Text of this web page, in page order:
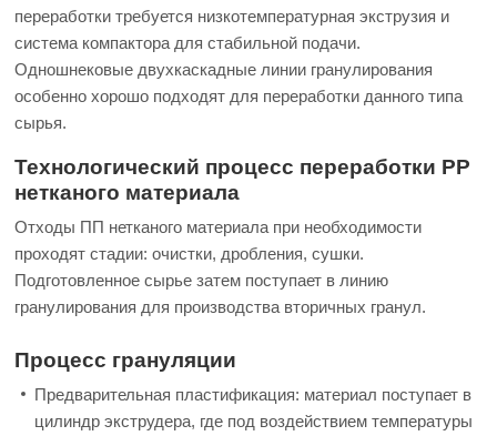
переработки требуется низкотемпературная экструзия и
система компактора для стабильной подачи.
Одношнековые двухкаскадные линии гранулирования
особенно хорошо подходят для переработки данного типа
сырья.
Технологический процесс переработки PP
нетканого материала
Отходы ПП нетканого материала при необходимости
проходят стадии: очистки, дробления, сушки.
Подготовленное сырье затем поступает в линию
гранулирования для производства вторичных гранул.
Процесс грануляции
Предварительная пластификация: материал поступает в
цилиндр экструдера, где под воздействием температуры